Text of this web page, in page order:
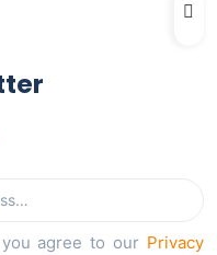
agree to our Privacy